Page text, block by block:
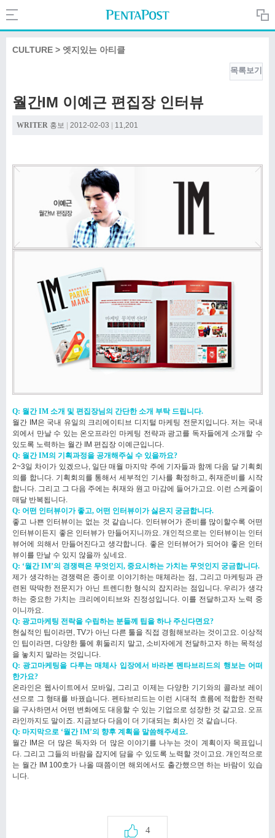
COMPANY
CULTURE
Search
PentaPost.net
CULTURE > 엣지있는 아티클
목록보기
월간IM 이예근 편집장 인터뷰
WRITER 홍보 2012-02-03 11,201
Q: 월간 IM 소개 및 편집장님의 간단한 소개 부탁 드립니다.
월간 IM은 국내 유일의 크리에이티브 디지털 마케팅 전문지입니다. 저는 국내
외에서 만날 수 있는 온오프라인 마케팅 전략과 광고를 독자들에게 소개할 수
있도록 노력하는 월간 IM 편집장 이예근입니다.
Q: 월간 IM의 기획과정을 공개해주실 수 있을까요?
2~3일 차이가 있겠으나, 일단 매월 마지막 주에 기자들과 함께 다음 달 기획회
의를 합니다. 기획회의를 통해서 세부적인 기사를 확정하고, 취재준비를 시작
합니다. 그리고 그 다음 주에는 취재와 원고 마감에 들어가고요. 이런 스케줄이
매달 반복됩니다.
Q: 어떤 인터뷰이가 좋고, 어떤 인터뷰이가 싫은지 궁금합니다.
좋고 나쁜 인터뷰이는 없는 것 같습니다. 인터뷰어가 준비를 많이할수록 어떤
인터뷰이든지 좋은 인터뷰가 만들어지니까요. 개인적으로는 인터뷰이는 인터
뷰어에 의해서 만들어진다고 생각합니다. 좋은 인터뷰어가 되어야 좋은 인터
뷰이를 만날 수 있지 않을까 싶네요.
Q: ‘월간 IM’의 경쟁력은 무엇인지, 중요시하는 가치는 무엇인지 궁금합니다.
제가 생각하는 경쟁력은 종이로 이야기하는 매체라는 점, 그리고 마케팅과 관
련된 딱딱한 전문지가 아닌 트렌디한 형식의 잡지라는 점입니다. 우리가 생각
하는 중요한 가치는 크리에이티브와 진정성입니다. 이를 전달하고자 노력 중
이니까요.
Q: 광고마케팅 전락을 수립하는 분들께 팁을 하나 주신다면요?
현실적인 팁이라면, TV가 아닌 다른 툴을 직접 경험해보라는 것이고요. 이상적
인 팁이라면, 다양한 툴에 휘둘리지 말고, 소비자에게 전달하고자 하는 목적성
을 놓치지 말라는 것입니다.
Q: 광고마케팅을 다루는 매체사 입장에서 바라본 펜타브리드의 행보는 어떠
한가요?
온라인은 웹사이트에서 모바일, 그리고 이제는 다양한 기기와의 콜라보 레이
션으로 그 형태를 바꿨습니다. 펜타브리드는 이런 시대적 흐름에 적합한 전략
을 구사하면서 어떤 변화에도 대응할 수 있는 기업으로 성장한 것 같고요. 오프
라인까지도 말이죠. 지금보다 다음이 더 기대되는 회사인 것 같습니다.
Q: 마지막으로 ‘월간 IM’의 향후 계획을 말씀해주세요.
월간 IM은 더 많은 독자와 더 많은 이야기를 나누는 것이 계획이자 목표입니
다. 그리고 그들의 바람을 잡지에 담을 수 있도록 노력할 것이고요. 개인적으로
는 월간 IM 100호가 나올 때쯤이면 해외에서도 출간했으면 하는 바람이 있습
니다.
4